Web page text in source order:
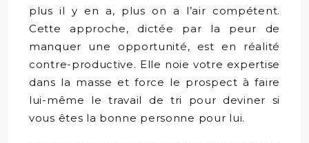
plus il y en a, plus on a l’air compétent.
Cette approche, dictée par la peur de
manquer une opportunité, est en réalité
contre-productive. Elle noie votre expertise
dans la masse et force le prospect à faire
lui-même le travail de tri pour deviner si
vous êtes la bonne personne pour lui.